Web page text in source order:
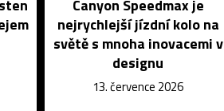
Canyon Speedmax je
nejrychlejší jízdní kolo na
světě s mnoha inovacemi v
designu
13. července 2026